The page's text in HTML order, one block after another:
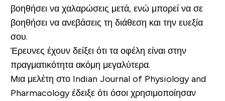
βοηθήσει να χαλαρώσεις μετά, ενώ μπορεί να σε
βοηθήσει να ανεβάσεις τη διάθεση και την ευεξία
σου.
Έρευνες έχουν δείξει ότι τα οφέλη είναι στην
πραγματικότητα ακόμη μεγαλύτερα.
Μια μελέτη στο Indian Journal of Physiology and
Pharmacology έδειξε ότι όσοι χρησιμοποίησαν